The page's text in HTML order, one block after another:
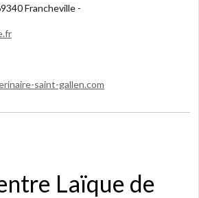
Francheville -
saint-gallen.com
Laïque de